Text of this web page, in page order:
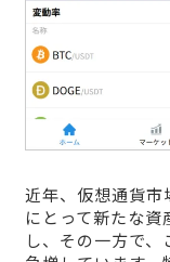
近年、仮想通貨市
にとって新たな
し、その一方で